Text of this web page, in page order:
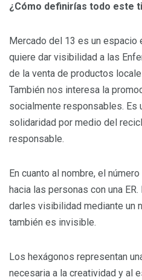
¿Cómo definirías todo este
Mercado del 13 es un espacio
quiere dar visibilidad a las
de la venta de productos
También nos interesa la
socialmente responsables. Es
solidaridad por medio del
responsable.
En cuanto al nombre, el
hacia las personas con una
darles visibilidad mediante un
también es invisible.
Los hexágonos representan
necesaria a la creatividad y al